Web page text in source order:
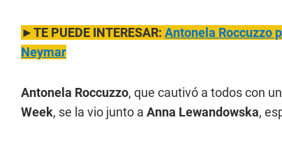
►TE PUEDE INTERESAR: Antonela Roccuzzo
Neymar
Antonela Roccuzzo, que cautivó a todos con
Week, se la vio junto a Anna Lewandowska,